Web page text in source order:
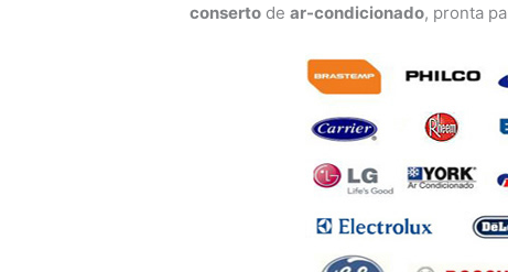
conserto dear-condicionado, pronta